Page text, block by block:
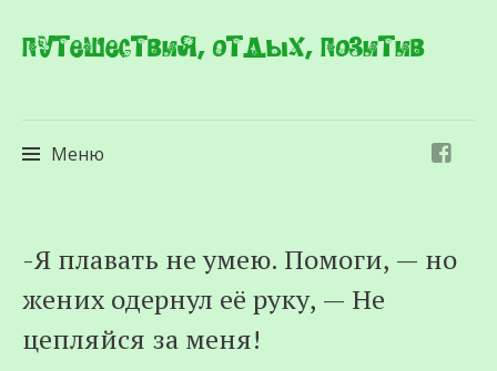
Путешествия, отдых, позитив
Меню
к
содержимому
-Я плавать не умею. Помоги, — но
жених одернул её руку, — Не
цепляйся за меня!